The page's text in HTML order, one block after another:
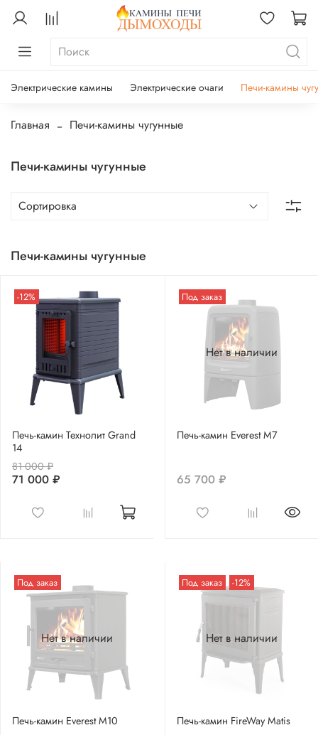
Электрические камины Электрические очаги Печи-камины
Главная Печи-камины чугунные
Печи-камины чугунные
Печи-камины чугунные
-12%
Печь-камин Технолит Grand
14
81 000 ₽
71 000 ₽
Нет в наличии
Под заказ
Печь-камин Everest M7
65 700 ₽
Нет в наличии
Под заказ
Печь-камин Everest M10
Нет в наличии
Под заказ -12%
Печь-камин FireWay Matis